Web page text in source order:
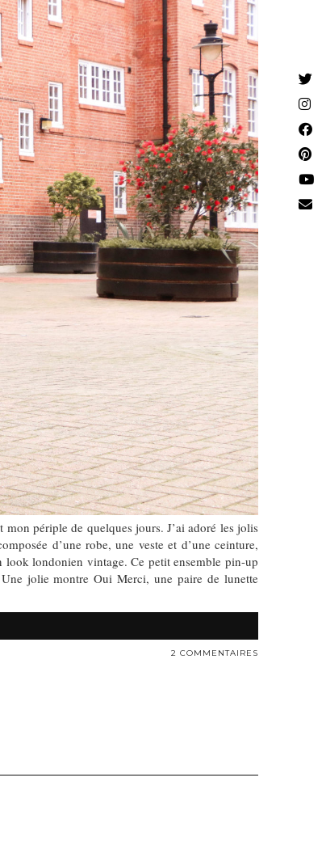
périple de quelques jours. J’ai adoré les jolis
d’une robe, une veste et d’une ceinture,
look londonien vintage. Ce petit ensemble pin-up
jolie montre Oui Merci, une paire de lunette
2 COMMENTAIRES